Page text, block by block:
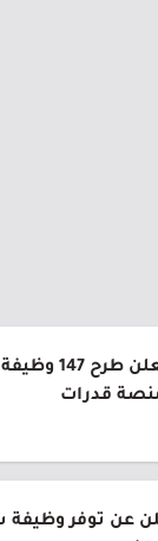
جامعة القصيم
قدرات
عن توفر وظيفة